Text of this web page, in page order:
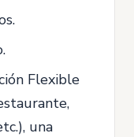
Flexible
una